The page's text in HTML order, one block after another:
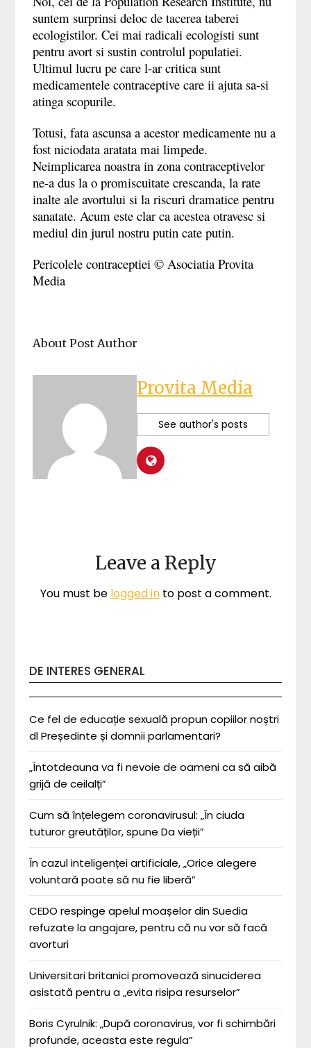
suntem surprinsi deloc de tacerea taberei
ecologistilor. Cei mai radicali ecologisti sunt
pentru avort si sustin controlul populatiei.
Ultimul lucru pe care l-ar critica sunt
medicamentele contraceptive care ii ajuta sa-si
atinga scopurile.
Totusi, fata ascunsa a acestor medicamente nu a
fost niciodata aratata mai limpede.
Neimplicarea noastra in zona contraceptivelor
ne-a dus la o promiscuitate crescanda, la rate
inalte ale avortului si la riscuri dramatice pentru
sanatate.Acum este clar ca acestea otravesc si
mediul din jurul nostru putin cate putin.
Pericolele contraceptiei © Asociatia Provita
Media
About Post Author
Provita Media
See author's posts
Leave a Reply
You must be logged into post a comment.
DE INTERES GENERAL
Ce fel de educație sexuală propun copiilor noștri
dl Președinte și domnii parlamentari?
„Întotdeauna va fi nevoie de oameni ca să aibă
grijă de ceilalți”
Cum să înțelegem coronavirusul: „În ciuda
tuturor greutăților, spune Da vieții”
În cazul inteligenței artificiale, „Orice alegere
voluntară poate să nu fie liberă”
CEDO respinge apelul moașelor din Suedia
refuzate la angajare, pentru că nu vor să facă
avorturi
Universitari britanici promovează sinuciderea
asistată pentru a „evita risipa resurselor”
Boris Cyrulnik: „După coronavirus, vor fi schimbări
profunde, aceasta este regula”